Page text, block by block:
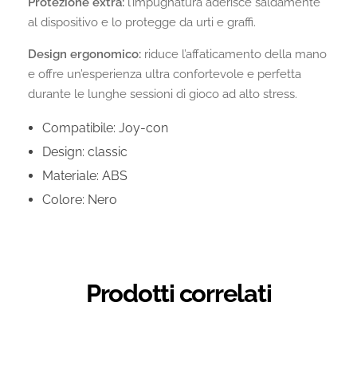
al dispositivo e lo protegge da urti e graffi.
Design ergonomico: riduce l’affaticamento della mano
e offre un’esperienza ultra confortevole e perfetta
durante le lunghe sessioni di gioco ad alto stress.
Compatibile: Joy-con
Design: classic
Materiale: ABS
Colore: Nero
Prodotti correlati